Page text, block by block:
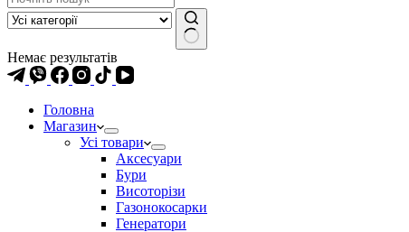
Немає результатів
Головна
Магазин
Усі товари
Аксесуари
Бури
Висоторізи
Газонокосарки
Генератори